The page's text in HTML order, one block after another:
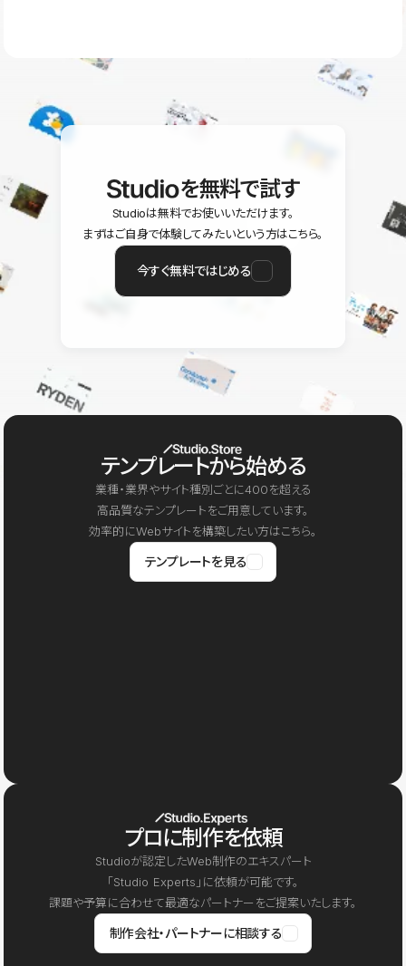
ユーザー同士で質問・相談できるコミュニティもご利用ください。
を無料で試す
Studioは無料でお使いいただけます。
まずはご自身で体験してみたいという方はこちら。
今すぐ無料ではじめる
テンプレートから始める
業種・業界やサイト種別ごとに400を超える
高品質なテンプレートをご用意しています。
効率的にWebサイトを構築したい方はこちら。
テンプレートを見る
プロに制作を依頼
Studioが認定したWeb制作のエキスパート
「Studio Experts」に依頼が可能です。
課題や予算に合わせて最適なパートナーをご提案いたします。
制作会社・パートナーに相談する